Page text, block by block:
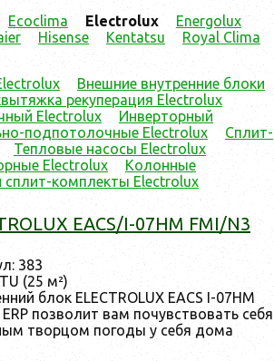
Ecoclima Electrolux
Energolux
Hisense Kentatsu
Royal Clima
Внешние внутренние блоки
рекуперация Electrolux
Electrolux
Инверторный
подпотолочные Electrolux
Сплит-
Тепловые насосы Electrolux
Electrolux
Колонные
cплит-комплекты Electrolux
EACS/I-07HM FMI/N3
383
(25 м²)
блок ELECTROLUX EACS I-07HM
ERP поз­во­лит вам по­чувс­тво­вать се­бя
твор­цом по­годы у се­бя до­ма